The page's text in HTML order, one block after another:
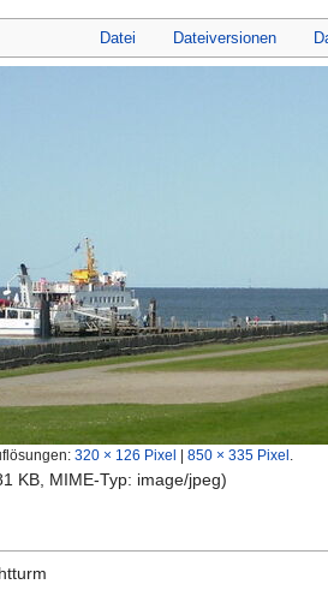
Datei Dateiversionen
320 × 126 Pixel | 850 × 335 Pixel
KB, MIME-Typ: image/jpeg)